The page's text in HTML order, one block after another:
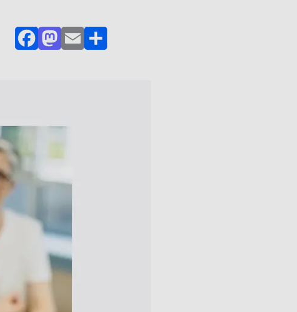
FacebookMastodon
EmailPartager